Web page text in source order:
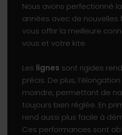
Nous avons perfectionné la
années avec de
vous offrir la meilleure
vous et votre kite.
Les lignes sont rigides
précis. De plus,
moindre, permettant de
toujours bien réglée. En
rend aussi plus facile à
Ces performances sont